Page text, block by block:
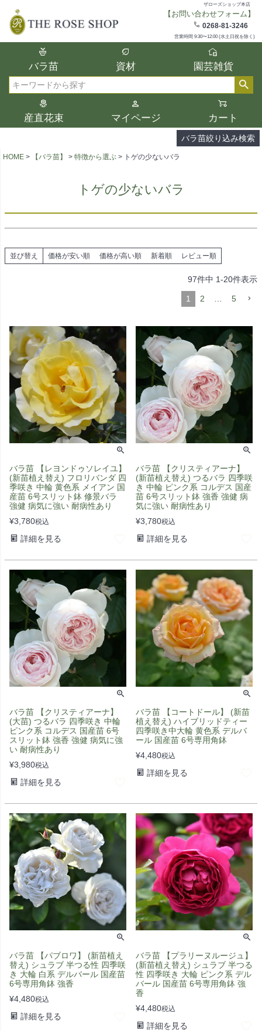
ザローズショップ本店
【お問い合わせフォーム】
0268-81-3246
営業時間 9:30〜12:00 (水土日祝を除く)
バラ苗 資材 園芸雑貨
産直花束 マイページ カート
バラ苗絞り込み検索
在庫
在庫ありのみ表示
検索
複数の条件を選択して絞り込み検索が可能
選択した項目全てに該当する品種のみ検索
結果に表示されます。
タイプ、カラー、ブランドなどは1つずつ選
択してください。
HOME 【バラ苗】 特徴から選ぶ トゲの少ないバラ
トゲの少ないバラ
並び替え 価格が安い順 価格が高い順 新着順 レビュー順
97件中 1-20件表示
1 2 … 5
バラ苗 【レヨンドゥソレイユ】
(新苗植え替え) フロリバンダ 四
季咲き 中輪 黄色系 メイアン 国
産苗 6号スリット鉢 修景バラ
強健 病気に強い 耐病性あり
¥3,780税込
詳細を見る
バラ苗 【クリスティアーナ】
(新苗植え替え) つるバラ 四季咲
き 中輪 ピンク系 コルデス 国産
苗 6号スリット鉢 強香 強健 病
気に強い 耐病性あり
¥3,780税込
詳細を見る
バラ苗 【クリスティアーナ】
(大苗) つるバラ 四季咲き 中輪
ピンク系 コルデス 国産苗 6号
スリット鉢 強香 強健 病気に強
い 耐病性あり
¥3,980税込
詳細を見る
バラ苗 【コートドール】 (新苗
植え替え) ハイブリッドティー
四季咲き中大輪 黄色系 デルバ
ール 国産苗 6号専用角鉢
¥4,480税込
詳細を見る
バラ苗 【パブロワ】 (新苗植え
替え) シュラブ 半つる性 四季咲
き 大輪 白系 デルバール 国産苗
6号専用角鉢 強香
¥4,480税込
詳細を見る
バラ苗 【プラリーヌルージュ】
(新苗植え替え) シュラブ 半つる
性 四季咲き 大輪 ピンク系 デル
バール 国産苗 6号専用角鉢 強
香
¥4,480税込
詳細を見る